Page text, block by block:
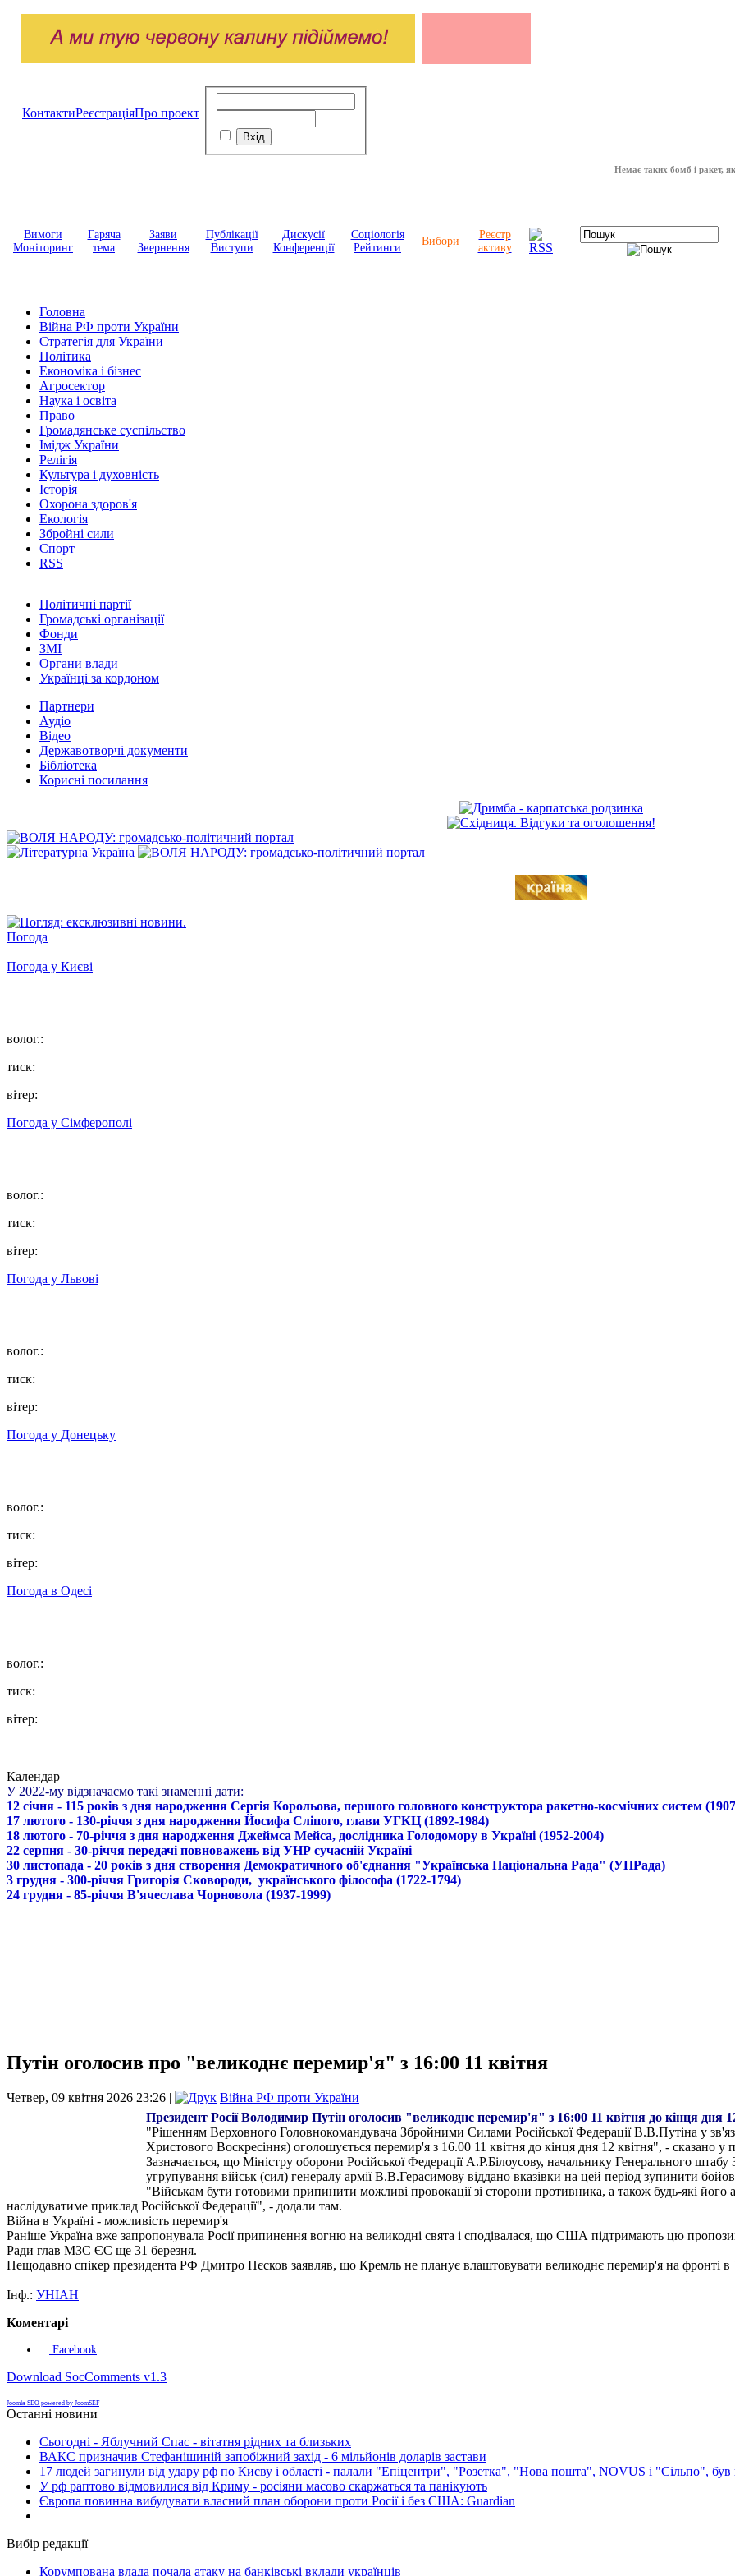
КонтактиРеєстраціяПро проект
Немає таких бомб і ракет, які
Вимоги
Моніторинг
Гаряча
тема
Заяви
Звернення
Публікації
Виступи
Дискусії
Конференції
Соціологія
Рейтинги
Вибори
Реєстр
активу
Головна
Війна РФ проти України
Стратегія для України
Політика
Економіка і бізнес
Агросектор
Наука і освіта
Право
Громадянське суспільство
Імідж України
Релігія
Культура і духовність
Історія
Охорона здоров'я
Екологія
Збройні сили
Спорт
RSS
Політичні партії
Громадські організації
Фонди
ЗМІ
Органи влади
Українці за кордоном
Партнери
Аудіо
Відео
Державотворчі документи
Бібліотека
Корисні посилання
Погода
Погода у Києві
волог.:
тиск:
вітер:
Погода у Сімферополі
волог.:
тиск:
вітер:
Погода у Львові
волог.:
тиск:
вітер:
Погода у Донецьку
волог.:
тиск:
вітер:
Погода в Одесі
волог.:
тиск:
вітер:
Календар
У 2022-му відзначаємо такі знаменні дати:
12 січня - 115 років з дня народження Сергія Корольова, першого головного конструктора ракетно-космічних систем
17 лютого - 130-річчя з дня народження Йосифа Сліпого, глави УГКЦ (1892-1984)
18 лютого - 70-річчя з дня народження Джеймса Мейса, дослідника Голодомору в Україні (1952-2004)
22 серпня - 30-річчя передачі повноважень від УНР сучасній Україні
30 листопада - 20 років з дня створення Демократичного об'єднання "Українська Національна Рада" (УНРада)
3 грудня - 300-річчя Григорія Сковороди, українського філософа (1722-1794)
24 грудня - 85-річчя В'ячеслава Чорновола (1937-1999)
Путін оголосив про "великоднє перемир'я" з 16:00 11 квітня
Четвер, 09 квітня 2026 23:26 |
Війна РФ проти України
Президент Росії Володимир Путін оголосив "великоднє перемир'я" з 16:00 11 квітня до кінця дня
"Рішенням Верховного Головнокомандувача Збройними Силами Російської Федерації В.В.Путіна у
Христового Воскресіння) оголошується перемир'я з 16.00 11 квітня до кінця дня 12 квітня", - сказано у
Зазначається, що Міністру оборони Російської Федерації А.Р.Білоусову, начальнику Генерального
угрупування військ (сил) генералу армії В.В.Герасимову віддано вказівки на цей період зупинити
"Військам бути готовими припинити можливі провокації зі сторони противника, а також будь-які його
наслідуватиме приклад Російської Федерації", - додали там.
Війна в Україні - можливість перемир'я
Раніше Україна вже запропонувала Росії припинення вогню на великодні свята і сподівалася, що США підтримають цю
Ради глав МЗС ЄС ще 31 березня.
Нещодавно спікер президента РФ Дмитро Пєсков заявляв, що Кремль не планує влаштовувати великоднє перемир'я на фронті в
Інф.: УНІАН
Коментарі
Facebook
Download SocComments v1.3
Joomla SEO powered by JoomSEF
Останні новини
Сьогодні - Яблучний Спас - вітатня рідних та близьких
ВАКС призначив Стефанішиній запобіжний захід - 6 мільйонів доларів застави
17 людей загинули від удару рф по Києву і області - палали "Епіцентри", "Розетка", "Нова пошта", NOVUS і "Сільпо", був
У рф раптово відмовилися від Криму - росіяни масово скаржаться та панікують
Європа повинна вибудувати власний план оборони проти Росії і без США: Guardian
Вибір редакції
Корумпована влада почала атаку на банківські вклади українців